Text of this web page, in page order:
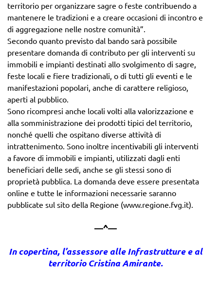
territorio per organizzare sagre o feste contribuendo a
mantenere le tradizioni e a creare occasioni di incontro e
di aggregazione nelle nostre comunità”.
Secondo quanto previsto dal bando sarà possibile
presentare domanda di contributo per gli interventi su
immobili e impianti destinati allo svolgimento di sagre,
feste locali e fiere tradizionali, o di tutti gli eventi e le
manifestazioni popolari, anche di carattere religioso,
aperti al pubblico.
Sono ricompresi anche locali volti alla valorizzazione e
alla somministrazione dei prodotti tipici del territorio,
nonché quelli che ospitano diverse attività di
intrattenimento. Sono inoltre incentivabili gli interventi
a favore di immobili e impianti, utilizzati dagli enti
beneficiari delle sedi, anche se gli stessi sono di
proprietà pubblica. La domanda deve essere presentata
online e tutte le informazioni necessarie saranno
pubblicate sul sito della Regione (www.regione.fvg.it).
—^—
In copertina, l’assessore alle Infrastrutture e al
territorio Cristina Amirante.